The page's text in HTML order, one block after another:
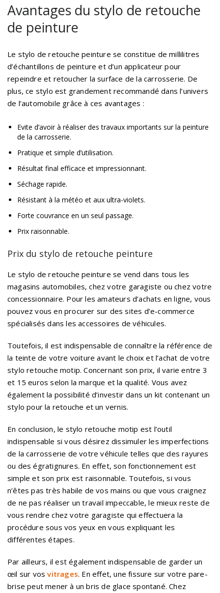
Avantages du stylo de retouche
de peinture
Le stylo de retouche peinture se constitue de millilitres
d’échantillons de peinture et d’un applicateur pour
repeindre et retoucher la surface de la carrosserie. De
plus, ce stylo est grandement recommandé dans l’univers
de l’automobile grâce à ces avantages :
Evite d’avoir à réaliser des travaux importants sur la peinture
de la carrosserie.
Pratique et simple d’utilisation.
Résultat final efficace et impressionnant.
Séchage rapide.
Résistant à la météo et aux ultra-violets.
Forte couvrance en un seul passage.
Prix raisonnable.
Prix du stylo de retouche peinture
Le stylo de retouche peinture se vend dans tous les
magasins automobiles, chez votre garagiste ou chez votre
concessionnaire. Pour les amateurs d’achats en ligne, vous
pouvez vous en procurer sur des sites d’e-commerce
spécialisés dans les accessoires de véhicules.
Toutefois, il est indispensable de connaître la référence de
la teinte de votre voiture avant le choix et l’achat de votre
stylo retouche motip. Concernant son prix, il varie entre 3
et 15 euros selon la marque et la qualité. Vous avez
également la possibilité d’investir dans un kit contenant un
stylo pour la retouche et un vernis.
En conclusion, le stylo retouche motip est l’outil
indispensable si vous désirez dissimuler les imperfections
de la carrosserie de votre véhicule telles que des rayures
ou des égratignures. En effet, son fonctionnement est
simple et son prix est raisonnable. Toutefois, si vous
n’êtes pas très habile de vos mains ou que vous craignez
de ne pas réaliser un travail impeccable, le mieux reste de
vous rendre chez votre garagiste qui effectuera la
procédure sous vos yeux en vous expliquant les
différentes étapes.
Par ailleurs, il est également indispensable de garder un
œil sur vosvitrages. En effet, une fissure sur votre pare-
brise peut mener à un bris de glace spontané. Chez